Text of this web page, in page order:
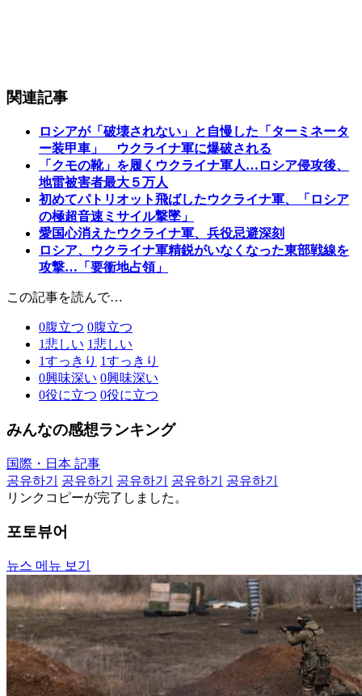
関連記事
ロシアが「破壊されない」と自慢した「ターミネータ
ー装甲車」 ウクライナ軍に爆破される
「クモの靴」を履くウクライナ軍人…ロシア侵攻後、
地雷被害者最大５万人
初めてパトリオット飛ばしたウクライナ軍、「ロシア
の極超音速ミサイル撃墜」
愛国心消えたウクライナ軍、兵役忌避深刻
ロシア、ウクライナ軍精鋭がいなくなった東部戦線を
攻撃…「要衝地占領」
この記事を読んで…
0腹立つ 0腹立つ
1悲しい 1悲しい
1すっきり 1すっきり
0興味深い 0興味深い
0役に立つ 0役に立つ
みんなの感想ランキング
国際・日本 記事
공유하기
공유하기 공유하기 공유하기
공유하기
リンクコピーが完了しました。
포토뷰어
뉴스 메뉴 보기